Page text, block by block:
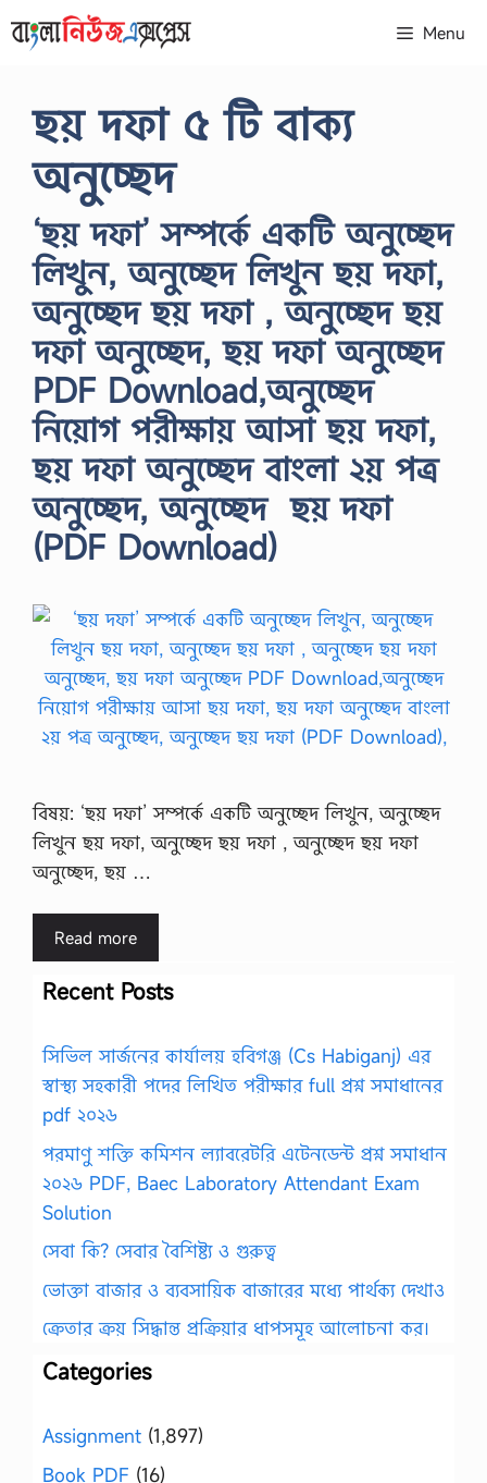
to
Menu
ছয় দফা ৫ টি বাক্য
অনুচ্ছেদ
‘ছয় দফা’ সম্পর্কে একটি অনুচ্ছেদ
লিখুন, অনুচ্ছেদ লিখুন ছয় দফা,
অনুচ্ছেদ ছয় দফা , অনুচ্ছেদ ছয়
দফা অনুচ্ছেদ, ছয় দফা অনুচ্ছেদ
PDF Download,অনুচ্ছেদ
নিয়োগ পরীক্ষায় আসা ছয় দফা,
ছয় দফা অনুচ্ছেদ বাংলা ২য় পত্র
অনুচ্ছেদ, অনুচ্ছেদ ছয় দফা
(PDF Download)
বিষয়: ‘ছয় দফা’ সম্পর্কে একটি অনুচ্ছেদ লিখুন, অনুচ্ছেদ
লিখুন ছয় দফা, অনুচ্ছেদ ছয় দফা , অনুচ্ছেদ ছয় দফা
অনুচ্ছেদ, ছয় …
Read more
Recent Posts
সিভিল সার্জনের কার্যালয় হবিগঞ্জ (Cs Habiganj) এর
স্বাস্থ্য সহকারী পদের লিখিত পরীক্ষার full প্রশ্ন সমাধানের
pdf ২০২৬
পরমাণু শক্তি কমিশন ল্যাবরেটরি এটেনডেন্ট প্রশ্ন সমাধান
২০২৬ PDF, Baec Laboratory Attendant Exam
Solution
সেবা কি? সেবার বৈশিষ্ট্য ও গুরুত্ব
ভোক্তা বাজার ও ব্যবসায়িক বাজারের মধ্যে পার্থক্য দেখাও
ক্রেতার ক্রয় সিদ্ধান্ত প্রক্রিয়ার ধাপসমূহ আলোচনা কর।
Categories
Assignment (1,897)
Book PDF (16)